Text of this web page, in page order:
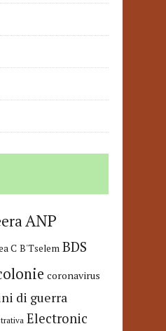
ANP
C B'Tselem BDS
coronavirus
di guerra
Electronic